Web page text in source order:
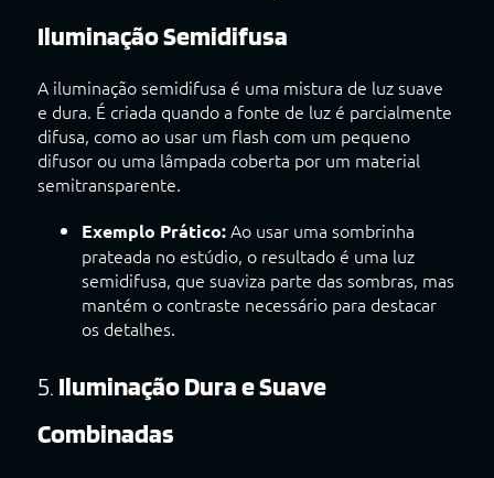
Iluminação Semidifusa
A iluminação semidifusa é uma mistura de luz suave
e dura. É criada quando a fonte de luz é parcialmente
difusa, como ao usar um flash com um pequeno
difusor ou uma lâmpada coberta por um material
semitransparente.
Exemplo Prático:Ao usar uma sombrinha
prateada no estúdio, o resultado é uma luz
semidifusa, que suaviza parte das sombras, mas
mantém o contraste necessário para destacar
os detalhes.
5. Iluminação Dura e Suave
Combinadas